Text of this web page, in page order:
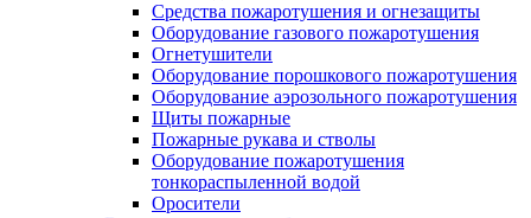
Средства пожаротушения и огнезащиты
Оборудование газового пожаротушения
Огнетушители
Оборудование порошкового пожаротушения
Оборудование аэрозольного пожаротушения
Щиты пожарные
Пожарные рукава и стволы
Оборудование пожаротушения
тонкораспыленной водой
Оросители